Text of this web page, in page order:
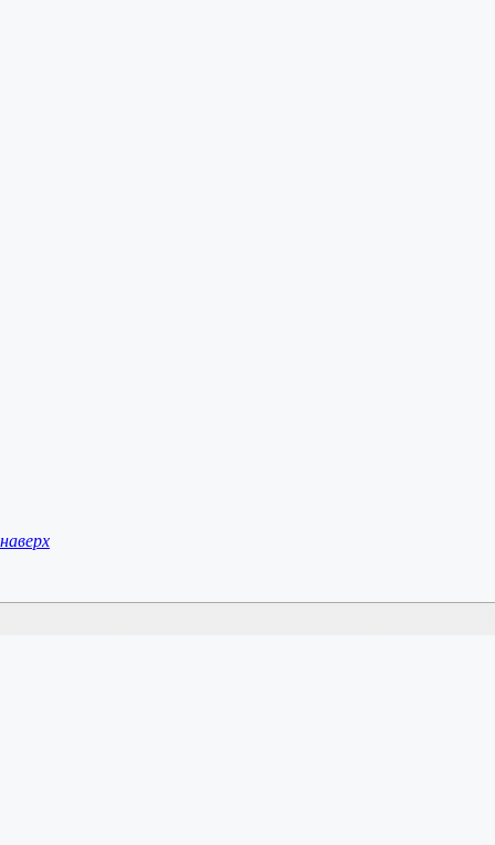
наверх